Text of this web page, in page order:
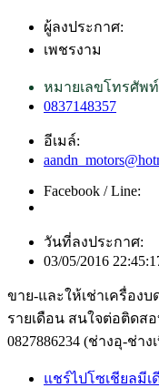
ผู้ลงประกาศ:
เพชรงาม
หมายเลขโทรศัพ
0837148357
อีเมล์:
Facebook / Line:
วันที่ลงประกาศ:
03/05/2016
ขาย-และให้เช่าเครื่อง
รายเดือน สนใจต่อติดสอ
0827886234 (ช่างอุ-ช่าง
แชร์ไปโซเชียลมีเ